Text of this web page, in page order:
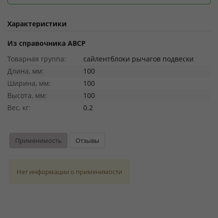
Характеристики
Из справочника ABCP
Товарная группа:
сайлентблоки рычагов подвески
Длина, мм:
100
Ширина, мм:
100
Высота, мм:
100
Вес, кг:
0.2
Применимость Отзывы
Нет информации о применимости